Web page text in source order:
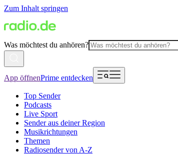
Zum Inhalt springen
Was möchtest du anhören?
App öffnenPrime entdecken
Top Sender
Podcasts
Live Sport
Sender aus deiner Region
Musikrichtungen
Themen
Radiosender von A-Z